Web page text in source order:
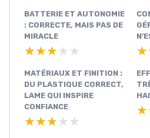
BATTERIE ET AUTONOMIE
: CORRECTE, MAIS PAS DE
MIRACLE
★★★★★
★★★★★
MATÉRIAUX ET FINITION :
DU PLASTIQUE CORRECT,
LAME QUI INSPIRE
CONFIANCE
★★★★★
★★★★★